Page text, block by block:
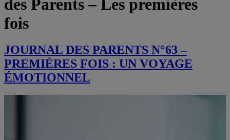
des Parents – Les premières
fois
JOURNAL DES PARENTS N°63 –
PREMIÈRES FOIS : UN VOYAGE
ÉMOTIONNEL